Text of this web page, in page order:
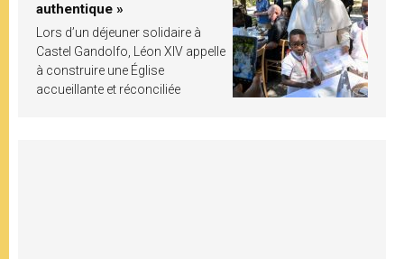
authentique »
Lors d’un déjeuner solidaire à
Castel Gandolfo, Léon XIV appelle
à construire une Église
accueillante et réconciliée